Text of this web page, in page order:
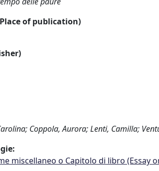
of publication)
Coppola, Aurora; Lenti, Camilla;
miscellaneo o Capitolo di libro (Essay